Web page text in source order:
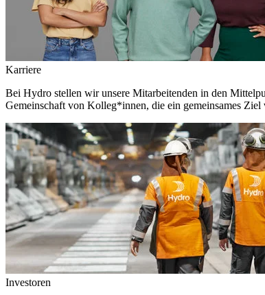
Karriere
Bei Hydro stellen wir unsere Mitarbeitenden in den
Gemeinschaft von Kolleg*innen, die ein gemeinsames
Investoren